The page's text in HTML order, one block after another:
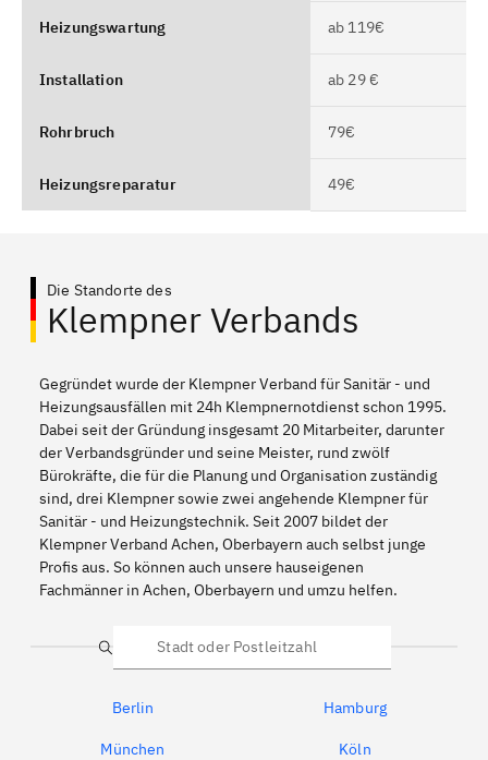
Heizungswartung ab 119€
Installation ab 29 €
Rohrbruch 79€
Heizungsreparatur 49€
Die Standorte des
Klempner Verbands
Gegründet wurde der Klempner Verband für Sanitär - und
Heizungsausfällen mit 24h Klempnernotdienst schon 1995.
Dabei seit der Gründung insgesamt 20 Mitarbeiter, darunter
der Verbandsgründer und seine Meister, rund zwölf
Bürokräfte, die für die Planung und Organisation zuständig
sind, drei Klempner sowie zwei angehende Klempner für
Sanitär - und Heizungstechnik. Seit 2007 bildet der
Klempner Verband Achen, Oberbayern auch selbst junge
Profis aus. So können auch unsere hauseigenen
Fachmänner in Achen, Oberbayern und umzu helfen.
Suche
Berlin Hamburg
München Köln